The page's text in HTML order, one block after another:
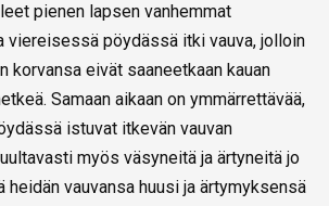
pienen lapsen vanhemmat
viereisessä pöydässä itki vauva, jolloin
korvansa eivät saaneetkaan kauan
Samaan aikaan on ymmärrettävää,
istuvat itkevän vauvan
myös väsyneitä ja ärtyneitä jo
vauvansa huusi ja ärtymyksensä